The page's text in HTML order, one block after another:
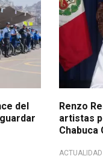
del
Renzo
artistas
Chabuca
ACTUALIDAD